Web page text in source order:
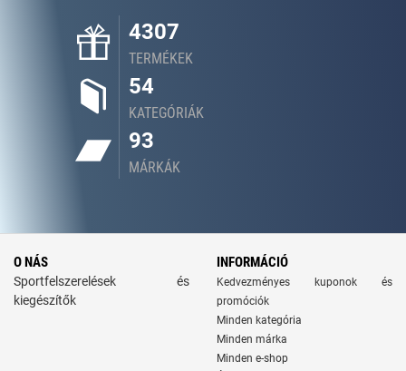
4307
TERMÉKEK
54
KATEGÓRIÁK
93
MÁRKÁK
O NÁS
Sportfelszerelések és
kiegészítők
INFORMÁCIÓ
Kedvezményes kuponok és
promóciók
Minden kategória
Minden márka
Minden e-shop